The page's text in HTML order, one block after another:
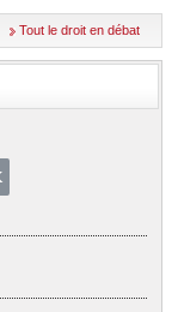
Tout le droit en débat